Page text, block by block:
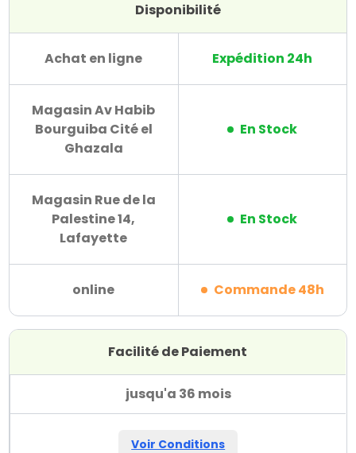
Disponibilité
Achat en ligne Expédition 24h
Magasin Av Habib
Bourguiba Cité el
Ghazala
En Stock
Magasin Rue de la
Palestine 14,
Lafayette
En Stock
online Commande 48h
Facilité de Paiement
jusqu'a 36 mois
Voir Conditions